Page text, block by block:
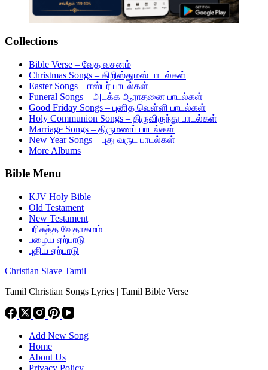
Collections
Bible Verse – வேத வசனம்
Christmas Songs – கிறிஸ்துமஸ் பாடல்கள்
Easter Songs – ஈஸ்டர் பாடல்கள்
Funeral Songs – அடக்க ஆராதனை பாடல்கள்
Good Friday Songs – புனித வெள்ளி பாடல்கள்
Holy Communion Songs – திருவிருந்து பாடல்கள்
Marriage Songs – திருமணப் பாடல்கள்
New Year Songs – புது வருட பாடல்கள்
More Albums
Bible Menu
KJV Holy Bible
Old Testament
New Testament
பரிசுத்த வேதாகமம்
பழைய ஏற்பாடு
புதிய ஏற்பாடு
Christian Slave Tamil
Tamil Christian Songs Lyrics | Tamil Bible Verse
Add New Song
Home
About Us